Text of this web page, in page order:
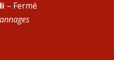
– Fermé